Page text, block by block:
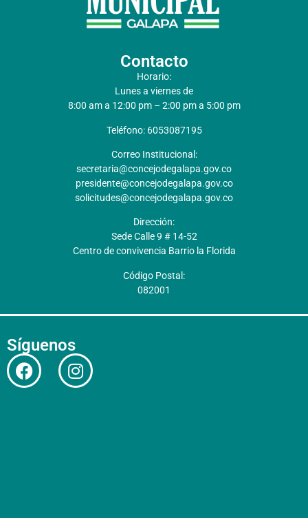
Contacto
Horario:
Lunes a viernes de
8:00 am a 12:00 pm – 2:00 pm a 5:00 pm
Teléfono: 6053087195
Correo Institucional:
secretaria@concejodegalapa.gov.co
presidente@concejodegalapa.gov.co
solicitudes@concejodegalapa.gov.co
Dirección:
Sede Calle 9 # 14-52
Centro de convivencia Barrio la Florida
Código Postal:
082001
Síguenos